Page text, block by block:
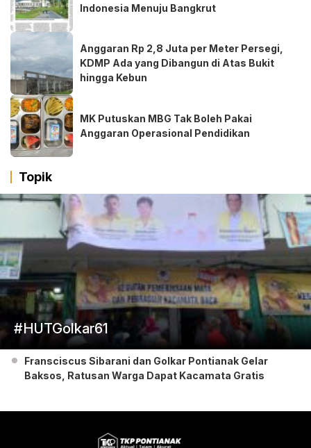
Indonesia Menuju Bangkrut
Anggaran Rp 2,8 Juta per Meter Persegi,
KDMP Ada yang Dibangun di Atas Bukit
hingga Kebun
MK Putuskan MBG Tak Boleh Pakai
Anggaran Operasional Pendidikan
Topik
#HUTGolkar61
Fransciscus Sibarani dan Golkar Pontianak Gelar
Baksos, Ratusan Warga Dapat Kacamata Gratis